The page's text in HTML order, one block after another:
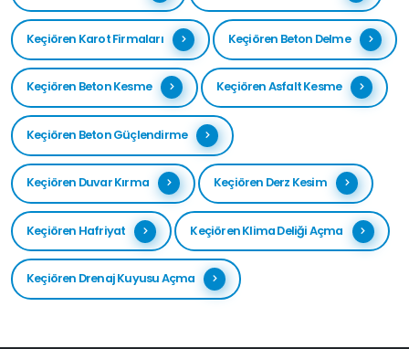
Keçiören Karot Firmaları Keçiören Beton Delme
Keçiören Beton Kesme Keçiören Asfalt Kesme
Keçiören Beton Güçlendirme
Keçiören Duvar Kırma Keçiören Derz Kesim
Keçiören Hafriyat Keçiören Klima Deliği Açma
Keçiören Drenaj Kuyusu Açma